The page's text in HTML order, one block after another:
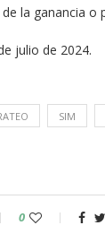
la ganancia o
julio de 2024.
SIM
0